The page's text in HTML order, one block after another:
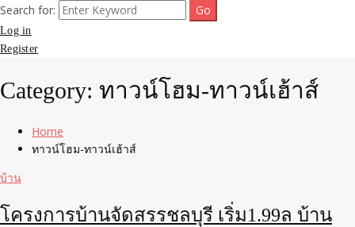
Search for:
Log in
Register
Category: ทาวน์โฮม-ทาวน์เฮ้าส์
Home
ทาวน์โฮม-ทาวน์เฮ้าส์
บ้าน
โครงการบ้านจัดสรรชลบุรี เริ่ม1.99ล บ้าน